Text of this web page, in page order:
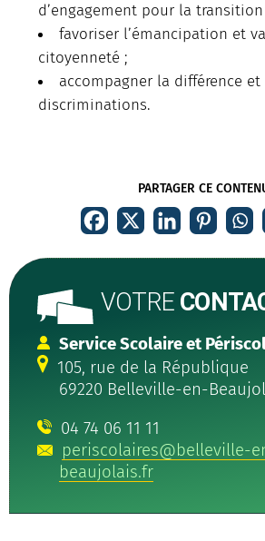
d’engagement pour la
favoriser l’émancipation et
citoyenneté ;
accompagner la différence
discriminations.
PARTAGER CE
VOTRE
Service Scolaire et
105, rue de la République
69220 Belleville-en-
04 74 06 11 11
periscolaires@belleville-
beaujolais.fr